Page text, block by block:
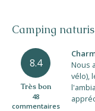
Camping
8.4
Très bon
48
commentaires
Nous
vélo),